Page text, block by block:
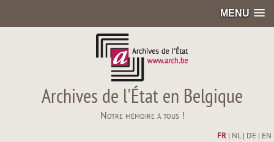
MENU
Archives de l'État en Belgique
Notre mémoire à tous !
FR| NL| DE EN